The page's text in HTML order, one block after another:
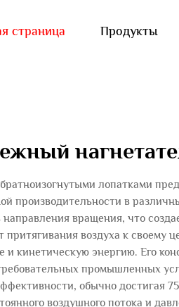
страница Продукты
лопатками
производительности в
вращения, что
притягивания воздуха к
кинетическую энергию. Его
промышленных
обычно достигая
воздушного потока и